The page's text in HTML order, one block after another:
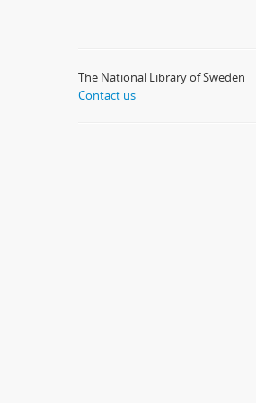
The National Library of Sweden
Contact us